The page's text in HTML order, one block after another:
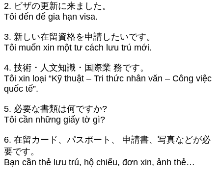
2. ビザの更新に来ました。
Tôi đến để gia hạn visa.
3. 新しい在留資格を申請したいです。
Tôi muốn xin một tư cách lưu trú mới.
4. 技術・人文知識・国際業 務です。
Tôi xin loại “Kỹ thuật – Tri thức nhân văn – Công việc
quốc tế”.
5. 必要な書類は何ですか?
Tôi cần những giấy tờ gì?
6. 在留カード、パスポート、 申請書、写真などが必
要です。
Bạn cần thẻ lưu trú, hộ chiếu, đơn xin, ảnh thẻ…